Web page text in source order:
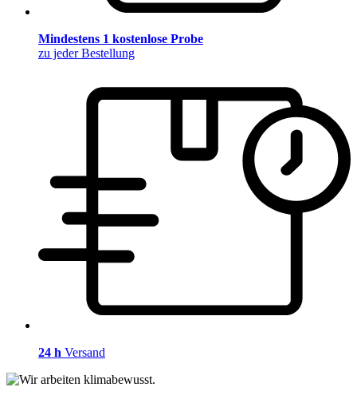
Mindestens 1 kostenlose Probe
zu jeder Bestellung
24 h Versand